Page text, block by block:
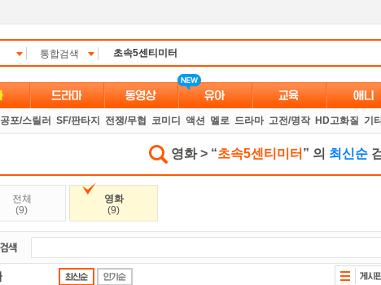
통합검색
공포/스릴러 SF/판타지 전쟁/무협 코미디 액션 멜로 드라마 고전/명작 HD고화질 기
영화 > “초속5센티미터 ” 의 최신순
전체
(9)
영화
(9)